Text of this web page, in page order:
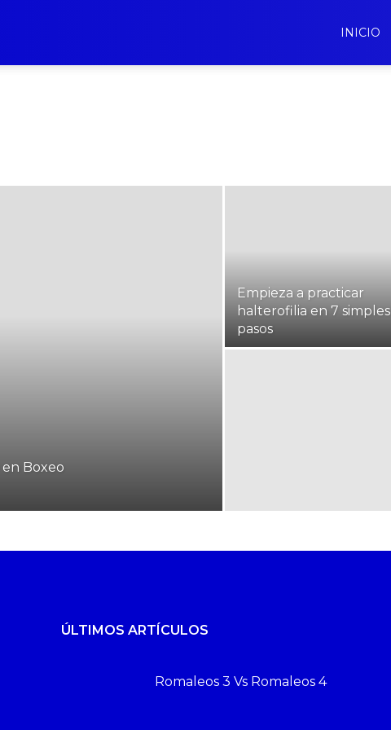
INICIO
Boxeo
Empieza a practicar
halterofilia en 7 simples
pasos
ÚLTIMOS ARTÍCULOS
Romaleos 3 Vs Romaleos 4